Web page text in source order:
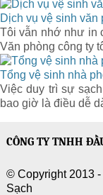
Dịch vụ vệ sinh
Tôi vẫn nhớ như in
Văn phòng công ty
Tổng vệ sinh nhà
Việc duy trì sự
bao giờ là điều dễ
CÔNG TY TNHH
© Copyright 2013
Sạch